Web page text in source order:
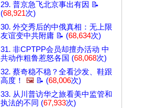
29. 普京急飞北京事出有因 📝
(68,921次)
30. 外交秀后的中俄真相：无上限
友谊变中共附庸 📝 (68,634次)
31. 非CPTPP会员却擅办活动 中
共动作粗鲁惹怒各国 (68,068次)
32. 蔡奇稳不稳？全看沙发、鞋跟
高度！
🖼️ 📝 (68,006次)
33. 从川普访华之旅看美中监管和
执法的不同 (67,933次)